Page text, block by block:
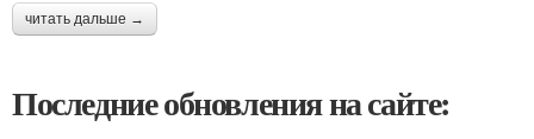
читать дальше →
Последние обновления на сайте: